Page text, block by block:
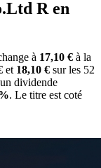
R en
à 17,10 € à la
et 18,10 € sur les 52
dividende
. Le titre est coté